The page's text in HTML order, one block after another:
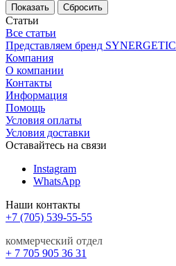
Сбросить
Статьи
Все статьи
Представляем бренд SYNERGETIC
Компания
О компании
Контакты
Информация
Помощь
Условия оплаты
Условия доставки
Оставайтесь на связи
Instagram
WhatsApp
Наши контакты
+7 (705) 539-55-55
коммерческий отдел
+ 7 705 905 36 31